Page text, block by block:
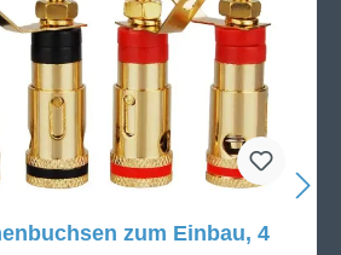
zum Einbau, 4